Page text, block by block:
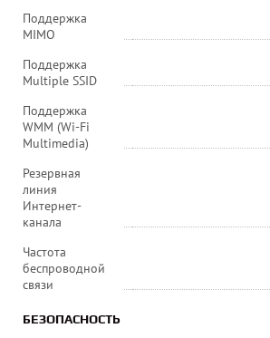
Поддержка
MIMO
Поддержка
Multiple SSID
Поддержка
WMM (Wi-Fi
Multimedia)
Резервная
линия
Интернет-
канала
Частота
беспроводной
связи
БЕЗОПАСНОСТЬ